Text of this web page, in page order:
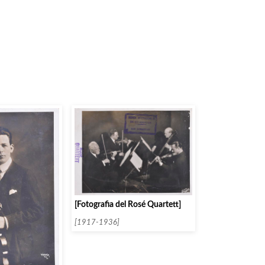
[Fotografia del Rosé Quartett]
[1917-1936]